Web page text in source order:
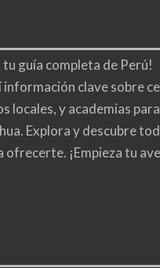
tu guía completa de Perú!
información clave sobre
locales, y academias para
Explora y descubre
ofrecerte. ¡Empieza tu